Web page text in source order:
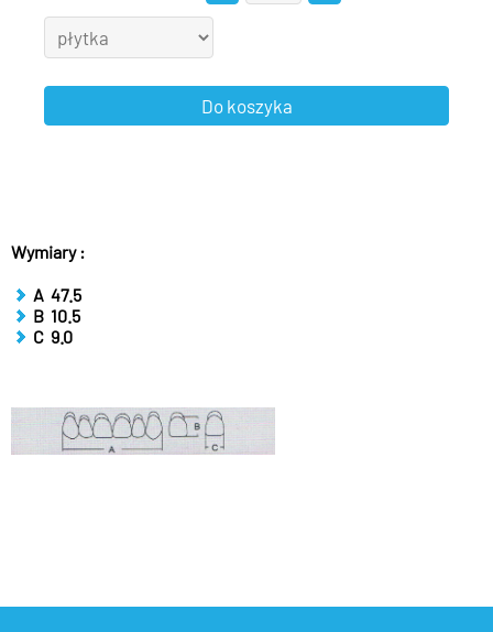
Wymiary :
A 47.5
B 10.5
C 9.0